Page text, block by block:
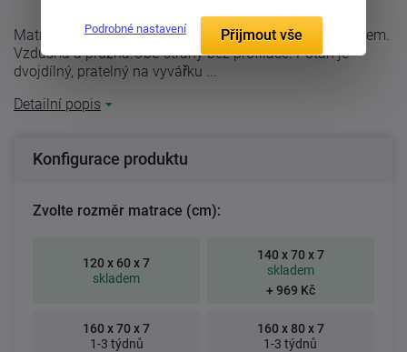
Matrace ze studené pěny bez lepidel s pratelným potahem.
Vzdušná a pružná.Obě strany bez profilace. Potah je
dvojdílný, pratelný na vyvářku ...
Detailní popis
Konfigurace produktu
Zvolte rozměr matrace (cm):
120 x 60 x 7
skladem
140 x 70 x 7
skladem
+ 969 Kč
160 x 70 x 7
1-3 týdnů
160 x 80 x 7
1-3 týdnů
Podrobné nastavení Přijmout vše